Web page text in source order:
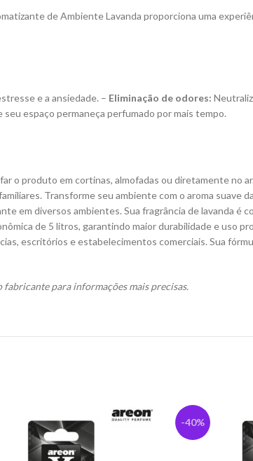
de Ambiente Lavanda proporciona uma
e a ansiedade. – Eliminação de odores:
espaço permaneça perfumado por mais tempo.
o produto em cortinas, almofadas ou diretamente no
Transforme seu ambiente com o aroma suave
em diversos ambientes. Sua fragrância de lavanda é
de 5 litros, garantindo maior durabilidade e uso
escritórios e estabelecimentos comerciais. Sua
para informações mais precisas.
-40%